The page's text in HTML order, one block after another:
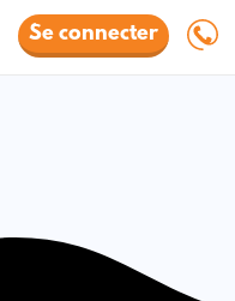
Se connecter